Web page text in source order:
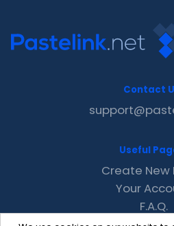
Contact
Useful
Create New
Your
F.A.Q.